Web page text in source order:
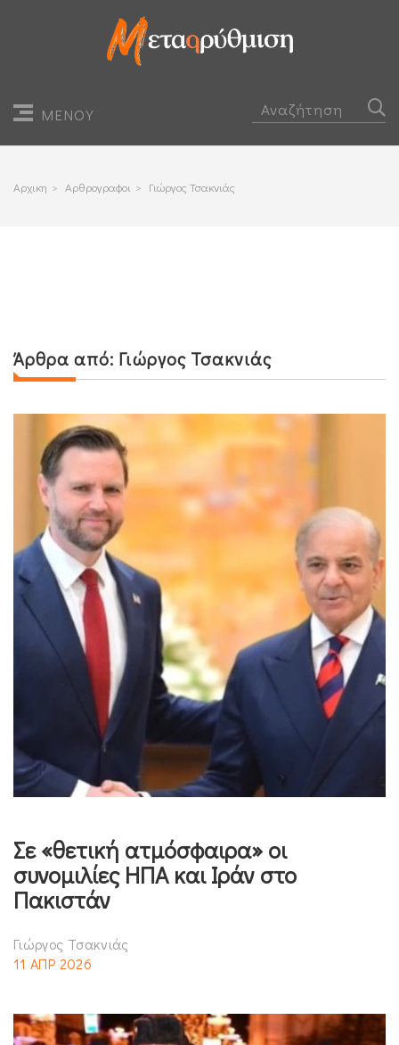
ΜΕΝΟΥ
Αρχικη > Αρθρογραφοι > Γιώργος Τσακνιάς
Άρθρα από: Γιώργος Τσακνιάς
Σε «θετική ατμόσφαιρα» οι
συνομιλίες ΗΠΑ και Ιράν στο
Πακιστάν
Γιώργος Τσακνιάς
11 ΑΠΡ 2026